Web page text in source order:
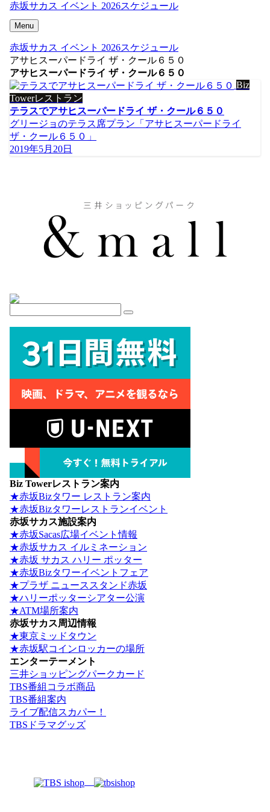
赤坂サカス イベント 2026スケジュール
Menu
赤坂サカス イベント 2026スケジュール
アサヒスーパードライ ザ・クール６５０
アサヒスーパードライ ザ・クール６５０
Biz
Towerレストラン
テラスでアサヒスーパードライ ザ・クール６５０
グリージョのテラス席プラン「アサヒスーパードライ
ザ・クール６５０」
2019年5月20日
Biz Towerレストラン案内
★赤坂Bizタワー レストラン案内
★赤坂Bizタワーレストランイベント
赤坂サカス施設案内
★赤坂Sacas広場イベント情報
★赤坂サカス イルミネーション
★赤坂 サカス ハリー ポッター
★赤坂Bizタワーイベントフェア
★プラザ ニューススタンド赤坂
★ハリーポッターシアター公演
★ATM場所案内
赤坂サカス周辺情報
★東京ミッドタウン
★赤坂駅コインロッカーの場所
エンターテーメント
三井ショッピングパークカード
TBS番組コラボ商品
TBS番組案内
ライブ配信スカパー！
TBSドラマグッズ